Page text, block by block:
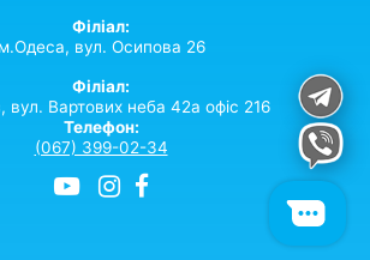
Філіал:
м.Одеса, вул. Осипова 26
Філіал:
вул. Вартових неба 42а офіс 216
Телефон:
(067) 399-02-34